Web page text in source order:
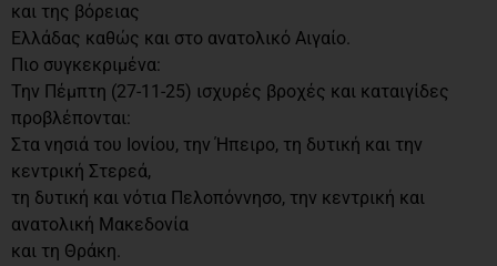
και της βόρειας
Ελλάδας καθώς και στο ανατολικό Αιγαίο.
Πιο συγκεκριμένα:
Την Πέμπτη (27-11-25) ισχυρές βροχές και καταιγίδες
προβλέπονται:
Στα νησιά του Ιονίου, την Ήπειρο, τη δυτική και την
κεντρική Στερεά,
τη δυτική και νότια Πελοπόννησο, την κεντρική και
ανατολική Μακεδονία
και τη Θράκη.